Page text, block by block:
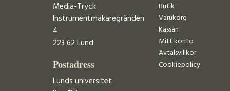
Media-Tryck
Instrumentmakaregränden
4
223 62 Lund
Postadress
Lunds universitet
Butik
Varukorg
Kassan
Mitt konto
Avtalsvillkor
Cookiepolicy